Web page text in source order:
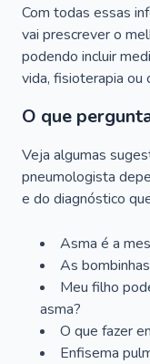
Com todas essas
vai prescrever o
podendo incluir
vida, fisioterapia ou
O que
Veja algumas
pneumologista
e do diagnóstico
Asma é a
As
Meu filho
asma?
O que fazer
Enfisema